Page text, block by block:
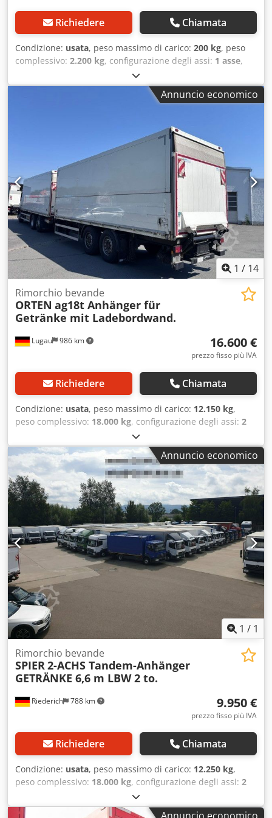
R22,5 * Condizioni degli pneumatici, asse 2: 30% - 40% -
Dimensione degli pneumatici: 385/65 R22,5 * Dimensioni
degli pneumatici: 385/65 R22,5 * Dimensioni interne:
L=7700 mm, L=2500 mm, A=2300 mm * Volume interno: 44
m² * Posti per pallet: 19 * Rimorchio: Krone * Allestimento:
Ewers, semirimorchio con pareti apribili * Portellone
posteriore: BÄR BC 2500, portata 2500 kg Esclusione di
responsabilità: Salvo modifiche, vendita anticipata ed
nostro sito web. I nostri servizi completi includono, ad
esempio: * Acquisto / vendita / noleggio di veicoli
commerciali * Finanziamenti rapidi e semplici * Richiesta
di tutta la documentazione (di esportazione) * Ordine di
targhe di esportazione * Preparazione del veicolo: nuovi
teloni, etichette, verniciatura, ecc. * Caricamento /
fissaggio professionale del carico * Certificazioni TÜV,
servizio di immatricolazione Codpfx Absynvyboierf *
Trasporto di veicoli commerciali Chieda al nostro
personale specializzato e qualificato, saremo lieti di
fornirle una consulenza.
Richiedere Chiamata
Condizione: usata, peso massimo di carico: 200 kg, peso
complessivo: 2.200 kg, configurazione degli assi: 1 asse,
04/2004
mm, altezza totale:2.750 mm, Anno di produzione:2004,
Vendo furgone per la distribuzione di bevande CTR
rubinetti per la spillatura * Illuminazione nuova * Attacco
per auto * Revisione valida al momento dell'acquisto *
Vendita ai sensi del § 25A. IVA esclusa. * Salvo errori e
vendita anticipata.
Annuncio economico
1 / 14
Lugau 986 km
Rimorchio bevande
ORTEN ag18t Anhänger für
Getränke mit Ladebordwand.
16.600 €
prezzo fisso più IVA
Richiedere Chiamata
Condizione: usata, peso massimo di carico: 12.150 kg,
peso complessivo: 18.000 kg, configurazione degli assi: 2
, prima immatricolazione:07/2020
carico:8.000 mm, larghezza vano di carico:2.500 mm,
altezza vano di carico:2.300 mm, Anno di produzione:
2020, Equipaggiamento:ABS, Rimorchio bevande ORTEN
ag18t in condizioni eccellenti Dotazione: Assali SAF
Sovrastruttura a parete girevole sistema Orten Sponda
caricatrice Bär 2 tonnellate Sistemi per il fissaggio del
carico 2 x cavalletti a manovella Stato pneumatici 80% Per
domande relative alla dotazione, si prega di chiamare!
Crodpfxozhraps Abief Salvo errori e vendita intermedia!
Annuncio economico
1 / 1
Riederich 788 km
Rimorchio bevande
SPIER2-ACHS Tandem-Anhänger
GETRÄNKE 6,6 m LBW 2 to.
9.950 €
prezzo fisso più IVA
Richiedere Chiamata
Condizione: usata, peso massimo di carico: 12.250 kg,
peso complessivo: 18.000 kg, configurazione degli assi: 2
, prima immatricolazione:10/2015
carico:6.600 mm, larghezza vano di carico:2.470 mm,